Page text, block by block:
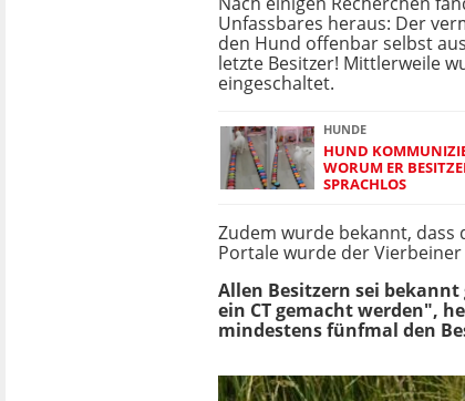
Unfassbares heraus: Der
den Hund offenbar selbst
letzte Besitzer! Mittlerweile
eingeschaltet.
HUNDE
HUND
WORUM ER
SPRACHLOS
Zudem wurde bekannt, dass
Portale wurde der
Allen Besitzern sei
ein CT gemacht werden",
mindestens fünfmal den